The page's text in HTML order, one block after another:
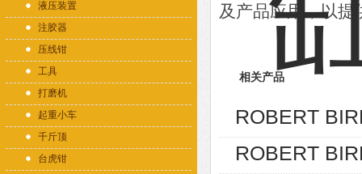
液压装置
注胶器
压线钳
工具
打磨机
起重小车
千斤顶
台虎钳
及产品应用，以提
相关产品
ROBERT
ROBERT